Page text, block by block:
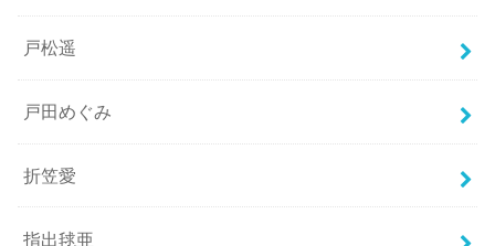
戸松遥
戸田めぐみ
折笠愛
指出毬亜